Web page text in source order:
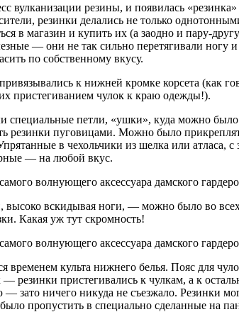
резины, и появилась
резинки делались не только
в магазин и купить их (а заодно и пару-
— они не так сильно перетягивали
по собственному вкусу.
к нижней кромке корсета (как
пристегиванием чулок к краю одежды!).
петли, «ушки», куда можно
резинки пуговицами. Можно было
в чехольчики из шелка или
— на любой вкус.
вскидывая ноги, — можно было во
Какая уж тут скромность!
культа нижнего белья. Пояс для
резинки пристегивались к чулкам, а к
ничего никуда не съезжало. Резинки
пропустить в специально сделанные на